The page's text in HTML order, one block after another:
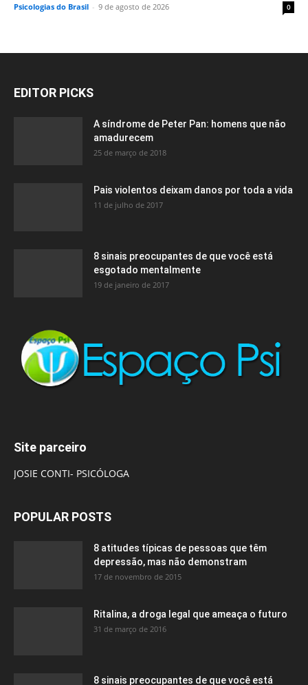
Psicologias do Brasil - 9 de agosto de 2026 0
EDITOR PICKS
A síndrome de Peter Pan: homens que não
amadurecem
25 de março de 2018
Pais violentos deixam danos por toda a vida
11 de julho de 2017
8 sinais preocupantes de que você está
esgotado mentalmente
19 de janeiro de 2017
Site parceiro
JOSIE CONTI- PSICÓLOGA
POPULAR POSTS
8 atitudes típicas de pessoas que têm
depressão, mas não demonstram
17 de novembro de 2015
Ritalina, a droga legal que ameaça o futuro
31 de março de 2016
8 sinais preocupantes de que você está